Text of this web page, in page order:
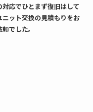
対応でひとまず復旧はして
ット交換の見積もりをお
でした。